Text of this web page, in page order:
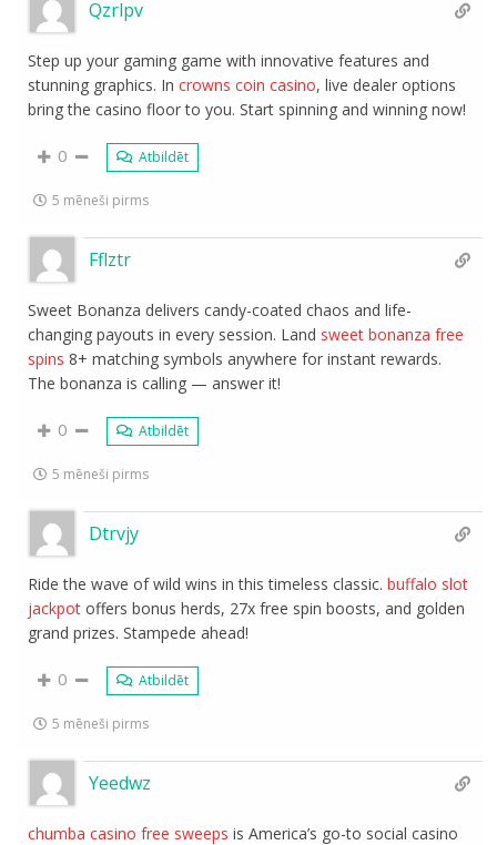
Qzrlpv
Step up your gaming game with innovative features and
stunning graphics. Incrowns coin casino, live dealer options
bring the casino floor to you. Start spinning and winning now!
0 Atbildēt
5 mēneši pirms
Fflztr
Sweet Bonanza delivers candy-coated chaos and life-
changing payouts in every session. Land sweet bonanza free
spins 8+ matching symbols anywhere for instant rewards.
The bonanza is calling — answer it!
0 Atbildēt
5 mēneši pirms
Dtrvjy
Ride the wave of wild wins in this timeless classic.buffalo slot
jackpot offers bonus herds, 27x free spin boosts, and golden
grand prizes. Stampede ahead!
0 Atbildēt
5 mēneši pirms
Yeedwz
chumba casino free sweeps is America’s go-to social casino